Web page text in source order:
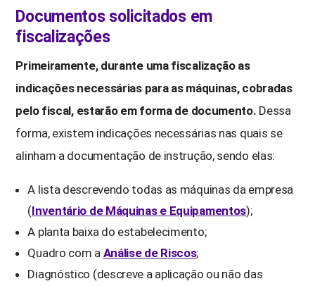
Documentos solicitados em
fiscalizações
Primeiramente, durante uma fiscalização as
indicações necessárias para as máquinas, cobradas
pelo fiscal, estarão em forma de documento. Dessa
forma, existem indicações necessárias nas quais se
alinham a documentação de instrução, sendo elas:
A lista descrevendo todas as máquinas da empresa
(Inventário de Máquinas e Equipamentos);
A planta baixa do estabelecimento;
Quadro com a Análise de Riscos;
Diagnóstico (descreve a aplicação ou não das